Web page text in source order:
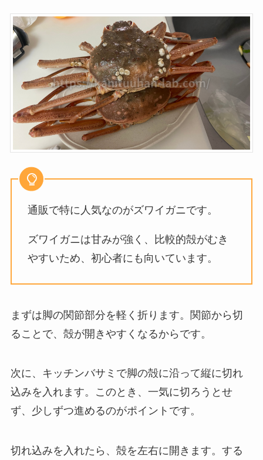
通販で特に人気なのがズワイガニです。
ズワイガニは甘みが強く、比較的殻がむき
やすいため、初心者にも向いています。
まずは脚の関節部分を軽く折ります。関節から切
ることで、殻が開きやすくなるからです。
次に、キッチンバサミで脚の殻に沿って縦に切れ
込みを入れます。このとき、一気に切ろうとせ
ず、少しずつ進めるのがポイントです。
切れ込みを入れたら、殻を左右に開きます。する